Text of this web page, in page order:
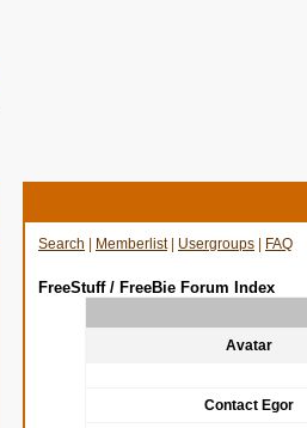
Search Memberlist| Usergroups FAQ
FreeStuff / FreeBie Forum Index
Avatar
Contact Egor